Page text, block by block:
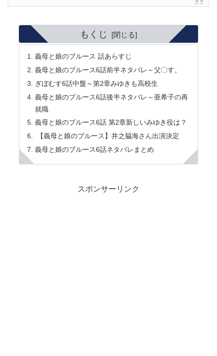
もくじ
義母と娘のブルース 話あらすじ
義母と娘のブルース6話前半ネタバレ～父〇す。
ぎぼむす6話中盤～第2章みゆきも高校生
義母と娘のブルース6話後半ネタバレ～亜希子の再
就職
義母と娘のブルース6話 第2章新しいみゆき役は？
【義母と娘のブルース】井之脇海さん出演決定
義母と娘のブルース6話ネタバレまとめ
スポンサーリンク